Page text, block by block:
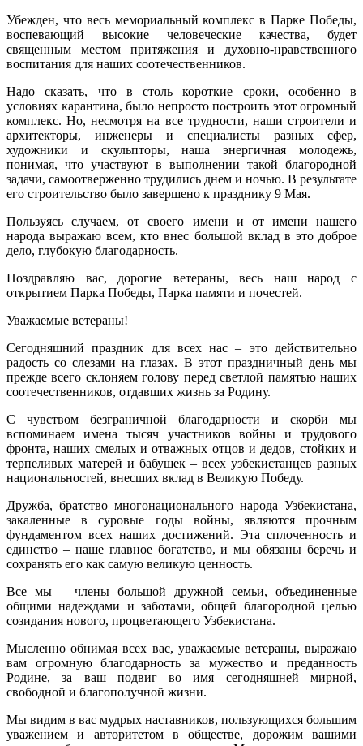
Убежден, что весь мемориальный комплекс в Парке Победы,
воспевающий высокие человеческие качества, будет
священным местом притяжения и духовно-нравственного
воспитания для наших соотечественников.
Надо сказать, что в столь короткие сроки, особенно в
условиях карантина, было непросто построить этот огромный
комплекс. Но, несмотря на все трудности, наши строители и
архитекторы, инженеры и специалисты разных сфер,
художники и скульпторы, наша энергичная молодежь,
понимая, что участвуют в выполнении такой благородной
задачи, самоотверженно трудились днем и ночью. В результате
его строительство было завершено к празднику 9 Мая.
Пользуясь случаем, от своего имени и от имени нашего
народа выражаю всем, кто внес большой вклад в это доброе
дело, глубокую благодарность.
Поздравляю вас, дорогие ветераны, весь наш народ с
открытием Парка Победы, Парка памяти и почестей.
Уважаемые ветераны!
Сегодняшний праздник для всех нас – это действительно
радость со слезами на глазах. В этот праздничный день мы
прежде всего склоняем голову перед светлой памятью наших
соотечественников, отдавших жизнь за Родину.
С чувством безграничной благодарности и скорби мы
вспоминаем имена тысяч участников войны и трудового
фронта, наших смелых и отважных отцов и дедов, стойких и
терпеливых матерей и бабушек – всех узбекистанцев разных
национальностей, внесших вклад в Великую Победу.
Дружба, братство многонационального народа Узбекистана,
закаленные в суровые годы войны, являются прочным
фундаментом всех наших достижений. Эта сплоченность и
единство – наше главное богатство, и мы обязаны беречь и
сохранять его как самую великую ценность.
Все мы – члены большой дружной семьи, объединенные
общими надеждами и заботами, общей благородной целью
созидания нового, процветающего Узбекистана.
Мысленно обнимая всех вас, уважаемые ветераны, выражаю
вам огромную благодарность за мужество и преданность
Родине, за ваш подвиг во имя сегодняшней мирной,
свободной и благополучной жизни.
Мы видим в вас мудрых наставников, пользующихся большим
уважением и авторитетом в обществе, дорожим вашими